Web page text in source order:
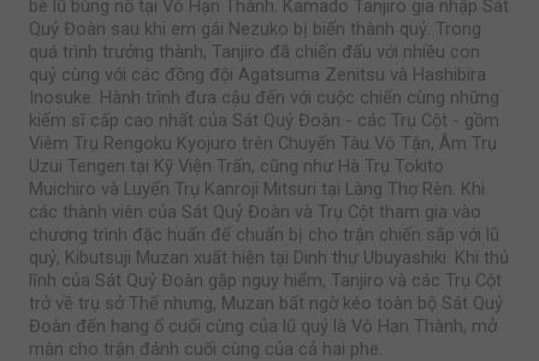
bè lũ bùng nổ tại Vô Hạn Thành. Kamado Tanjiro gia nhập Sát
Quỷ Đoàn sau khi em gái Nezuko bị biến thành quỷ. Trong
quá trình trưởng thành, Tanjiro đã chiến đấu với nhiều con
quỷ cùng với các đồng đội Agatsuma Zenitsu và Hashibira
Inosuke. Hành trình đưa cậu đến với cuộc chiến cùng những
kiếm sĩ cấp cao nhất của Sát Quỷ Đoàn - các Trụ Cột - gồm
Viêm Trụ Rengoku Kyojuro trên Chuyến Tàu Vô Tận, Âm Trụ
Uzui Tengen tại Kỹ Viện Trấn, cũng như Hà Trụ Tokito
Muichiro và Luyến Trụ Kanroji Mitsuri tại Làng Thợ Rèn. Khi
các thành viên của Sát Quỷ Đoàn và Trụ Cột tham gia vào
chương trình đặc huấn để chuẩn bị cho trận chiến sắp với lũ
quỷ, Kibutsuji Muzan xuất hiện tại Dinh thự Ubuyashiki. Khi thủ
lĩnh của Sát Quỷ Đoàn gặp nguy hiểm, Tanjiro và các Trụ Cột
trở về trụ sở Thế nhưng, Muzan bất ngờ kéo toàn bộ Sát Quỷ
Đoàn đến hang ổ cuối cùng của lũ quỷ là Vô Hạn Thành, mở
màn cho trận đánh cuối cùng của cả hai phe.